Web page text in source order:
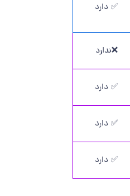
✅ دارد
❌ندارد
✅ دارد
✅ دارد
✅ دارد